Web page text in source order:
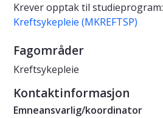
Krever opptak til studieprogram:
Kreftsykepleie (MKREFTSP)
Fagområder
Kreftsykepleie
Kontaktinformasjon
Emneansvarlig/koordinator